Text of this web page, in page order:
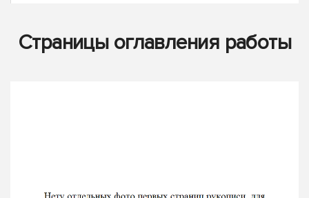
Страницы оглавления работы